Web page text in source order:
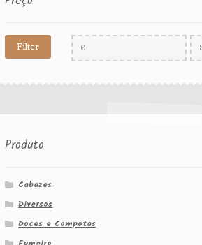
Filter
Produto
Cabazes
Diversos
Doces e Compotas